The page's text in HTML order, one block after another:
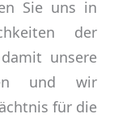
Sie uns in
der
unsere
und wir
für die